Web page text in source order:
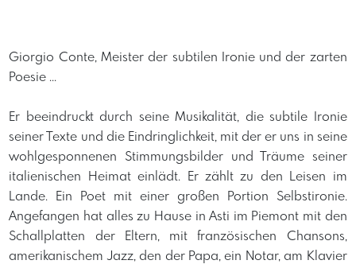
Giorgio Conte, Meister der subtilen Ironie und der zarten
Poesie ... ​
Er beeindruckt durch seine Musikalität, die subtile Ironie
seiner Texte und die Eindringlichkeit, mit der er uns in seine
wohlgesponnenen Stimmungsbilder und Träume seiner
italienischen Heimat einlädt. Er zählt zu den Leisen im
Lande. Ein Poet mit einer großen Portion Selbstironie.
Angefangen hat alles zu Hause in Asti im Piemont mit den
Schallplatten der Eltern, mit französischen Chansons,
amerikanischem Jazz, den der Papa, ein Notar, am Klavier